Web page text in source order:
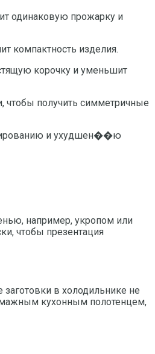
одинаковую прожарку и
компактность изделия.
корочку и уменьшит
чтобы получить симметричные
и ухудшен��ю
например, укропом или
чтобы презентация
в холодильнике не
кухонным полотенцем,